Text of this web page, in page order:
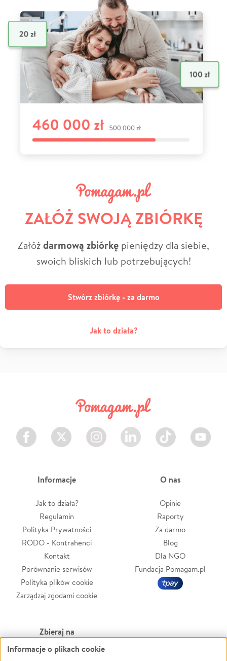
ZAŁÓŻ SWOJĄ ZBIÓRKĘ
Załóżdarmową zbiórkę pieniędzy dla siebie,
swoich bliskich lub potrzebujących!
Stwórz zbiórkę - za darmo
Jak to działa?
Facebook Twitter Instagram LinkedIn TikTok Youtube
Informacje
Jak to działa?
Regulamin
Polityka Prywatności
RODO - Kontrahenci
Kontakt
Porównanie serwisów
Polityka plików cookie
Zarządzaj zgodami cookie
O nas
Opinie
Raporty
Za darmo
Blog
Dla NGO
Fundacja Pomagam.pl
Zbieraj na
Leczenie
Informacje o plikach cookie